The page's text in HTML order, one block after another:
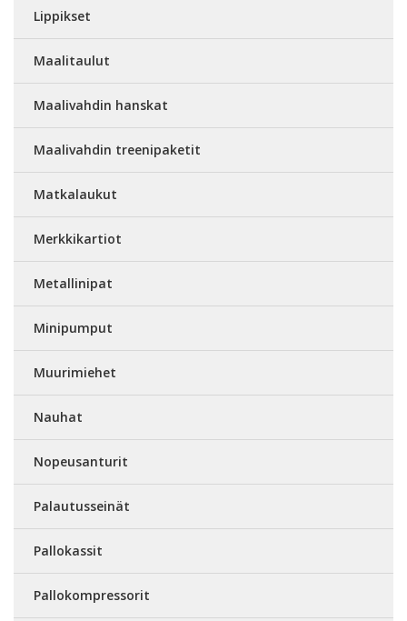
Lippikset
Maalitaulut
Maalivahdin hanskat
Maalivahdin treenipaketit
Matkalaukut
Merkkikartiot
Metallinipat
Minipumput
Muurimiehet
Nauhat
Nopeusanturit
Palautusseinät
Pallokassit
Pallokompressorit